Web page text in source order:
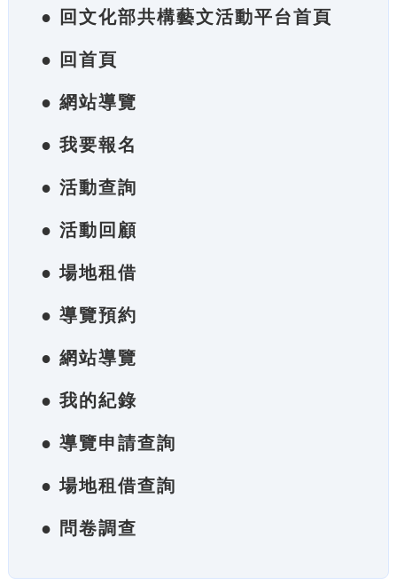
● 回文化部共構藝文活動平台首頁
● 回首頁
● 網站導覽
● 我要報名
● 活動查詢
● 活動回顧
● 場地租借
● 導覽預約
● 網站導覽
● 我的紀錄
● 導覽申請查詢
● 場地租借查詢
● 問卷調查